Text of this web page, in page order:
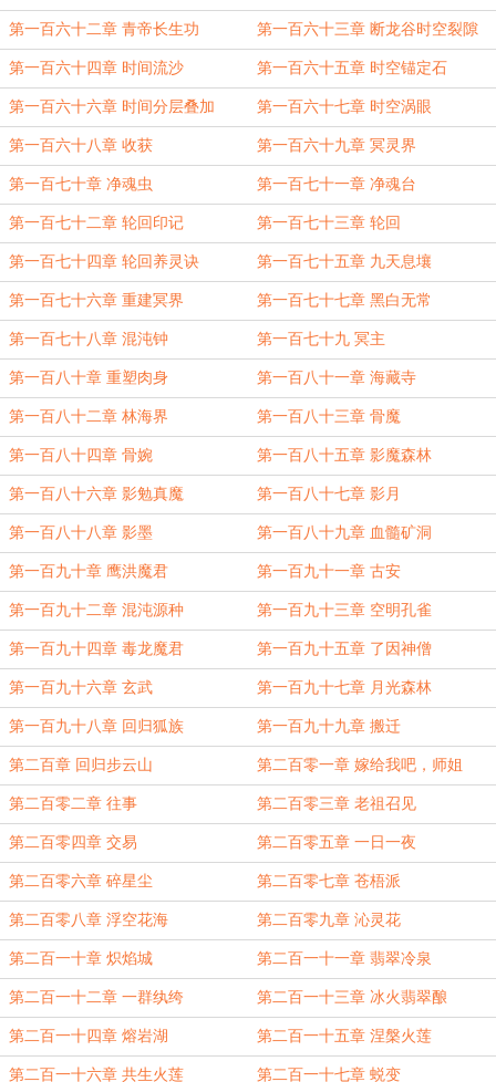
第一百六十二章 青帝长生功 第一百六十三章 断龙谷时空裂隙
第一百六十四章 时间流沙 第一百六十五章 时空锚定石
第一百六十六章 时间分层叠加 第一百六十七章 时空涡眼
第一百六十八章 收获 第一百六十九章 冥灵界
第一百七十章 净魂虫 第一百七十一章 净魂台
第一百七十二章 轮回印记 第一百七十三章 轮回
第一百七十四章 轮回养灵诀 第一百七十五章 九天息壤
第一百七十六章 重建冥界 第一百七十七章 黑白无常
第一百七十八章 混沌钟 第一百七十九 冥主
第一百八十章 重塑肉身 第一百八十一章 海藏寺
第一百八十二章 林海界 第一百八十三章 骨魔
第一百八十四章 骨婉 第一百八十五章 影魔森林
第一百八十六章 影勉真魔 第一百八十七章 影月
第一百八十八章 影墨 第一百八十九章 血髓矿洞
第一百九十章 鹰洪魔君 第一百九十一章 古安
第一百九十二章 混沌源种 第一百九十三章 空明孔雀
第一百九十四章 毒龙魔君 第一百九十五章 了因神僧
第一百九十六章 玄武 第一百九十七章 月光森林
第一百九十八章 回归狐族 第一百九十九章 搬迁
第二百章 回归步云山 第二百零一章 嫁给我吧，师姐
第二百零二章 往事 第二百零三章 老祖召见
第二百零四章 交易 第二百零五章 一日一夜
第二百零六章 碎星尘 第二百零七章 苍梧派
第二百零八章 浮空花海 第二百零九章 沁灵花
第二百一十章 炽焰城 第二百一十一章 翡翠冷泉
第二百一十二章 一群纨绔 第二百一十三章 冰火翡翠酿
第二百一十四章 熔岩湖 第二百一十五章 涅槃火莲
第二百一十六章 共生火莲 第二百一十七章 蜕变